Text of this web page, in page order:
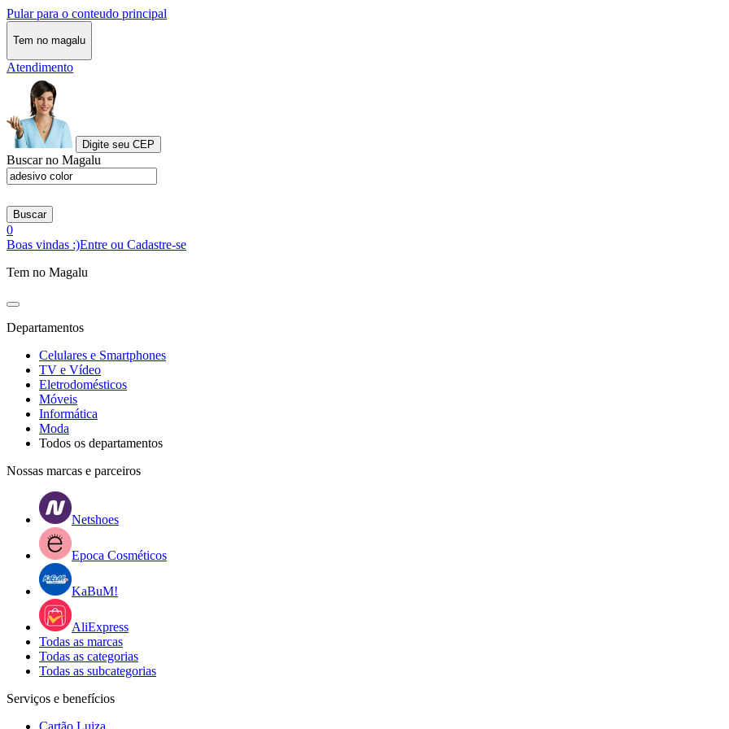
Pular para o conteudo principal
Tem no magalu
Atendimento
Digite seu CEP
Buscar no Magalu
Buscar
0
Boas vindas :)Entre ou Cadastre-se
Tem no Magalu
Departamentos
Celulares e Smartphones
TV e Vídeo
Eletrodomésticos
Móveis
Informática
Moda
Todos os departamentos
Nossas marcas e parceiros
Netshoes
Epoca Cosméticos
KaBuM!
AliExpress
Todas as marcas
Todas as categorias
Todas as subcategorias
Serviços e benefícios
Cartão Luiza